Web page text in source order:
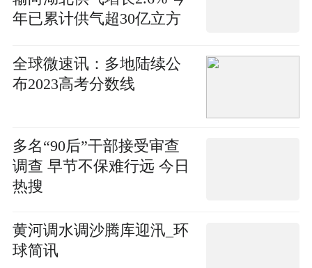
年已累计供气超30亿立方
全球微速讯：多地陆续公
布2023高考分数线
多名“90后”干部接受审查
调查 早节不保难行远 今日
热搜
黄河调水调沙腾库迎汛_环
球简讯